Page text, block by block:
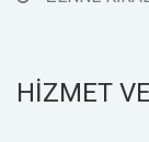
HİZMET